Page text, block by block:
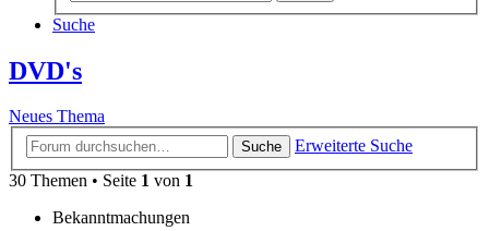
Suche
DVD's
Neues Thema
Suche
Erweiterte Suche
30 Themen • Seite 1 von 1
Bekanntmachungen